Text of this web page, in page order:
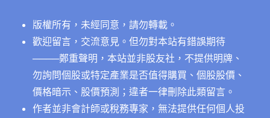
版權所有，未經同意，請勿轉載。
歡迎留言，交流意見。但勿對本站有錯誤期待
────鄭重聲明，本站並非股友社，不提供明牌、
勿詢問個股或特定產業是否值得購買、個股股價、
價格暗示、股價預測；違者一律刪除此類留言。
作者並非會計師或稅務專家，無法提供任何個人投